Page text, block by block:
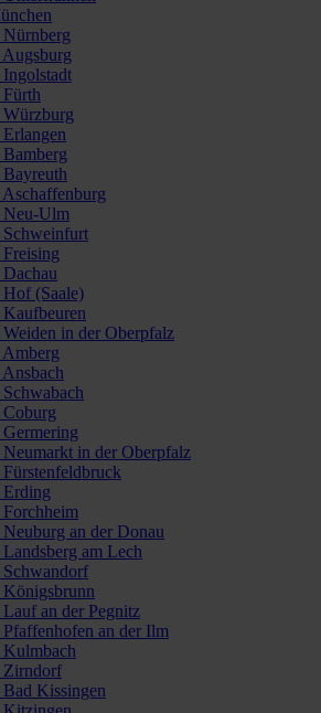
Neu-Ulm
(Saale)
in der Oberpfalz
in der Oberpfalz
an der Donau
am Lech
an der Pegnitz
an der Ilm
Zirndorf
Kissingen